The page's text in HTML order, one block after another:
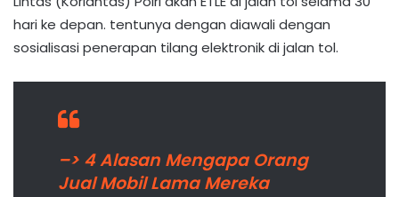
hari ke depan. tentunya dengan diawali dengan
sosialisasi penerapan tilang elektronik di jalan tol.
–> 4 Alasan Mengapa Orang
Jual Mobil Lama Mereka